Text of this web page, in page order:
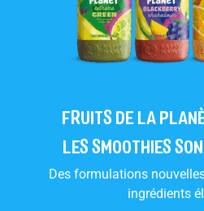
FRUITS DE LA
LES SMOOTHIES
Des formulations
ingrédients